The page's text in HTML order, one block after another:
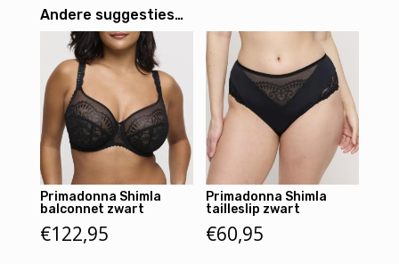
Andere suggesties…
Primadonna Shimla
balconnet zwart
€122,95
Primadonna Shimla
tailleslip zwart
€60,95